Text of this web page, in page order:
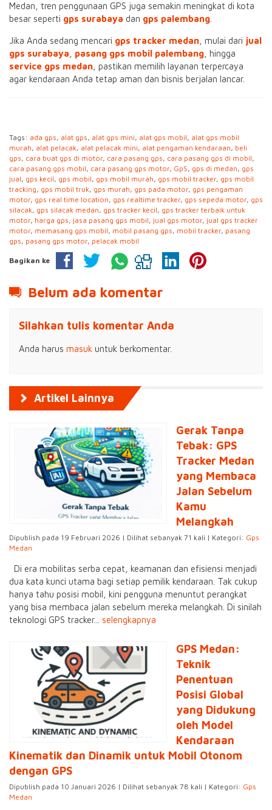
Medan, tren penggunaan GPS juga semakin meningkat di kota
besar seperti gps surabaya dan gps palembang
Jika Anda sedang mencari gps tracker medan , mulai dari jual
gps surabaya
pasang gps mobil palembang , hingga
service gps medan , pastikan memilih layanan terpercaya
agar kendaraan Anda tetap aman dan bisnis berjalan lancar.
Tags: ada gps, alat gps, alat gps mini, alat gps mobil, alat gps mobil
murah, alat pelacak, alat pelacak mini, alat pengaman kendaraan, beli
gps, cara buat gps di motor, cara pasang gps, cara pasang gps di mobil,
cara pasang gps mobil, cara pasang gps motor, GpS, gps di medan, gps
jual, gps kecil, gps mobil, gps mobil murah, gps mobil tracker, gps mobil
tracking, gps mobil truk, gps murah, gps pada motor, gps pengaman
motor, gps real time location, gps realtime tracker, gps sepeda motor, gps
silacak, gps silacak medan, gps tracker kecil, gps tracker terbaik untuk
motor, harga gps, jasa pasang gps mobil, jual gps motor, jual gps tracker
motor, memasang gps mobil, mobil pasang gps, mobil tracker, pasang
gps, pasang gps motor, pelacak mobil
Bagikan ke
Belum ada komentar
Silahkan tulis komentar Anda
Anda harus masuk untuk berkomentar.
Artikel Lainnya
Gerak Tanpa
Tebak: GPS
Tracker Medan
yang Membaca
Jalan Sebelum
Kamu
Melangkah
Dipublish pada 19 Februari 2026 | Dilihat sebanyak 71 kali | Kategori: Gps
Medan
Di era mobilitas serba cepat, keamanan dan efisiensi menjadi
dua kata kunci utama bagi setiap pemilik kendaraan. Tak cukup
hanya tahu posisi mobil, kini pengguna menuntut perangkat
yang bisa membaca jalan sebelum mereka melangkah. Di sinilah
teknologi GPS tracker... selengkapnya
GPS Medan:
Teknik
Penentuan
Posisi Global
yang Didukung
oleh Model
Kendaraan
Kinematik dan Dinamik untuk Mobil Otonom
dengan GPS
Dipublish pada 10 Januari 2026 | Dilihat sebanyak 78 kali | Kategori: Gps
Medan